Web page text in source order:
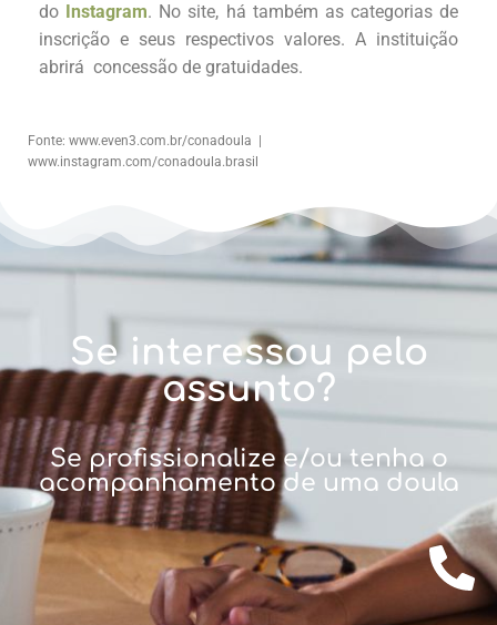
do Instagram. No site, há também as categorias de
inscrição e seus respectivos valores. A instituição
abrirá concessão de gratuidades.
Fonte: www.even3.com.br/conadoula |
www.instagram.com/conadoula.brasil
Se interessou pelo
assunto?
Se profissionalize e/ou tenha o
acompanhamento de uma doula